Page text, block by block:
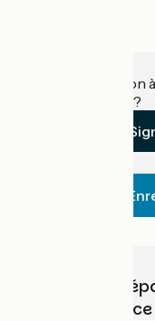
Une information
établissement ?
Choisissez,
vélo avec